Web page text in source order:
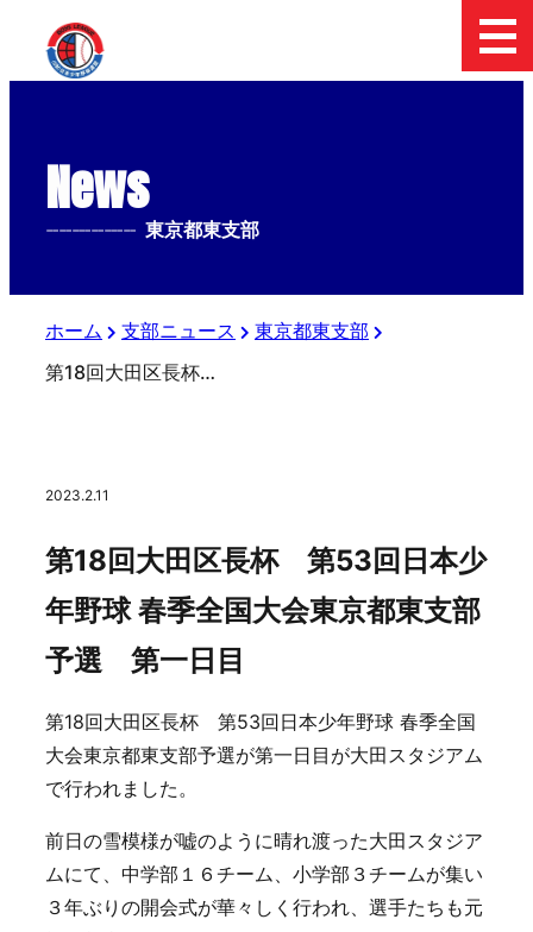
News
-------------- 東京都東支部
ホーム 支部ニュース
東京都東支部
第18回大田区長杯 第53回日本少年野球 春季全国大会東京都東支部予選 第一日目
2023.2.11
第18回大田区長杯 第53回日本少
年野球 春季全国大会東京都東支部
予選 第一日目
第18回大田区長杯 第53回日本少年野球 春季全国
大会東京都東支部予選が第一日目が大田スタジアム
で行われました。
前日の雪模様が嘘のように晴れ渡った大田スタジア
ムにて、中学部１６チーム、小学部３チームが集い
３年ぶりの開会式が華々しく行われ、選手たちも元